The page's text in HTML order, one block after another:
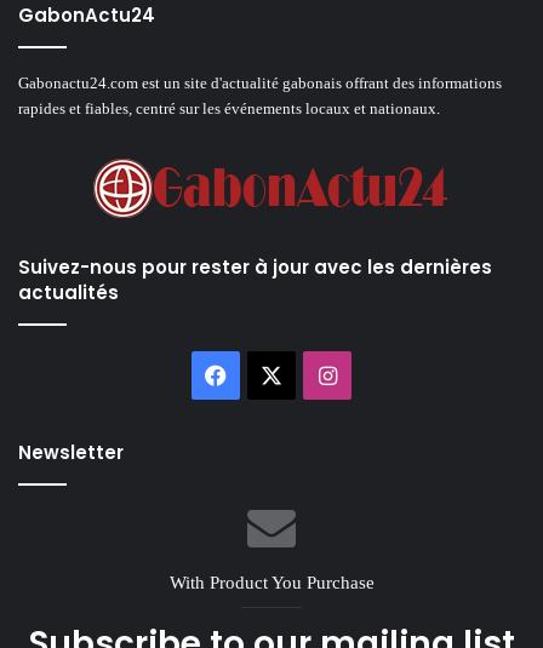
GabonActu24
Gabonactu24.com est un site d'actualité gabonais offrant des informations
rapides et fiables, centré sur les événements locaux et nationaux.
Suivez-nous pour rester à jour avec les dernières
actualités
Facebook Instagram
Newsletter
With Product You Purchase